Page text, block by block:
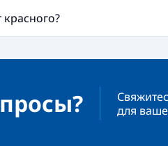
для